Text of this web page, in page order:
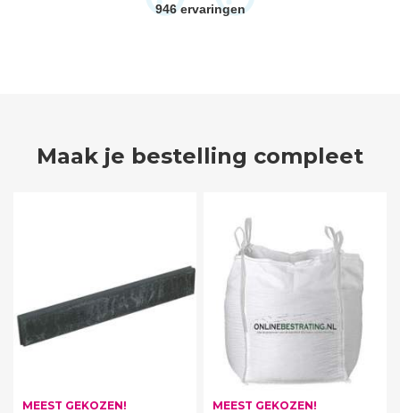
946 ervaringen
Maak je bestelling compleet
MEEST GEKOZEN! MEEST GEKOZEN!